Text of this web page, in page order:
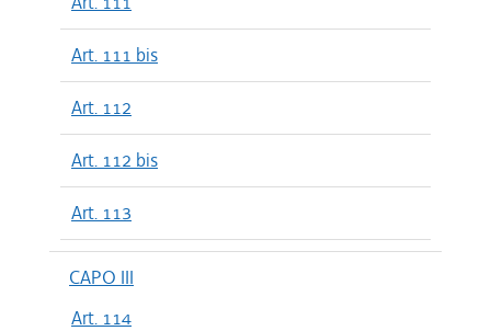
Art. 111 bis
Art. 112
Art. 112 bis
Art. 113
CAPO III
Art. 114